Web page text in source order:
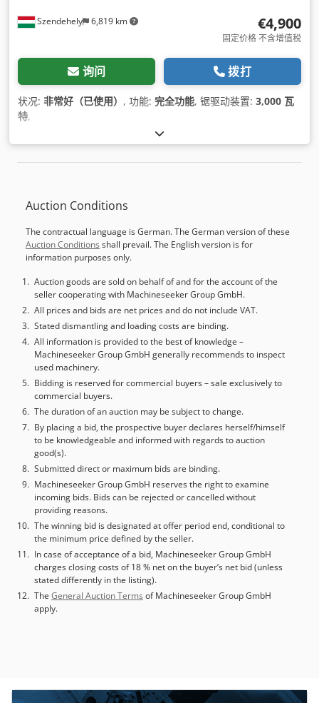
Szendehely 6,819 km €4,900
固定价格 不含增值税
询问 拨打
状况: 非常好（已使用） , 功能: 完全功能, 锯驱动装置: 3,000 瓦
特,
Auction Conditions
The contractual language is German. The German version of these
Auction Conditions shall prevail. The English version is for
information purposes only.
Auction goods are sold on behalf of and for the account of the
seller cooperating with Machineseeker Group GmbH.
All prices and bids are net prices and do not include VAT.
Stated dismantling and loading costs are binding.
All information is provided to the best of knowledge –
Machineseeker Group GmbH generally recommends to inspect
used machinery.
Bidding is reserved for commercial buyers – sale exclusively to
commercial buyers.
The duration of an auction may be subject to change.
By placing a bid, the prospective buyer declares herself/himself
to be knowledgeable and informed with regards to auction
good(s).
Submitted direct or maximum bids are binding.
Machineseeker Group GmbH reserves the right to examine
incoming bids. Bids can be rejected or cancelled without
providing reasons.
The winning bid is designated at offer period end, conditional to
the minimum price defined by the seller.
In case of acceptance of a bid, Machineseeker Group GmbH
charges closing costs of 18 % net on the buyer’s net bid (unless
stated differently in the listing).
The General Auction Terms of Machineseeker Group GmbH
apply.